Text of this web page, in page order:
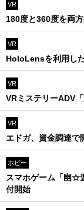
VR
180度と360度を両
VR
HoloLensを利用し
VR
VRミステリーADV
VR
エドガ、資金調達で
ホビー
スマホゲーム「幽☆
付開始